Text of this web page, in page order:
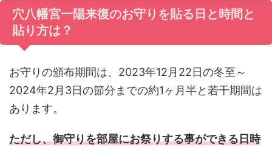
穴八幡宮一陽来復のお守りを貼る日と時間と
貼り方は？
お守りの頒布期間は、2023年12月22日の冬至～
2024年2月3日の節分までの約1ヶ月半と若干期間は
あります。
ただし、御守りを部屋にお祭りする事ができる日時